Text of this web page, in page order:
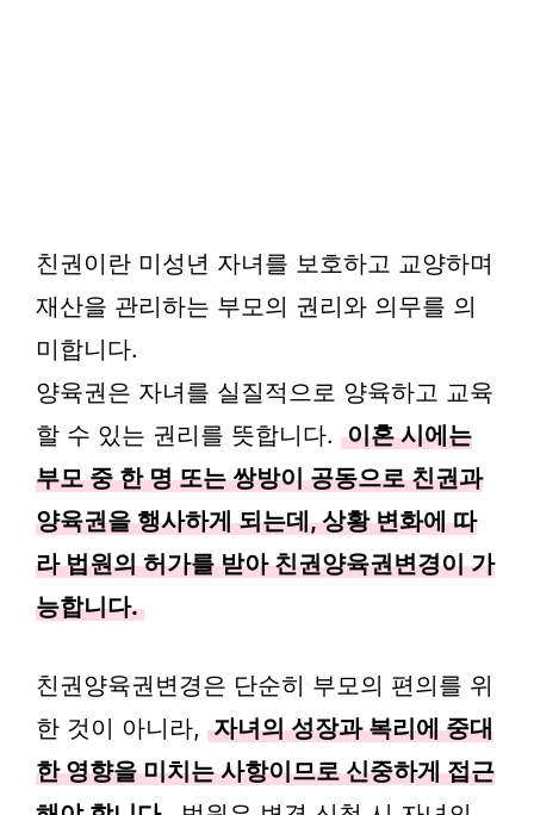
친권이란 미성년 자녀를 보호하고 교양하며
재산을 관리하는 부모의 권리와 의무를 의
미합니다.
양육권은 자녀를 실질적으로 양육하고 교육
할 수 있는 권리를 뜻합니다. 이혼 시에는
부모 중 한 명 또는 쌍방이 공동으로 친권과
양육권을 행사하게 되는데, 상황 변화에 따
라 법원의 허가를 받아 친권양육권변경이 가
능합니다.
친권양육권변경은 단순히 부모의 편의를 위
한 것이 아니라, 자녀의 성장과 복리에 중대
한 영향을 미치는 사항이므로 신중하게 접근